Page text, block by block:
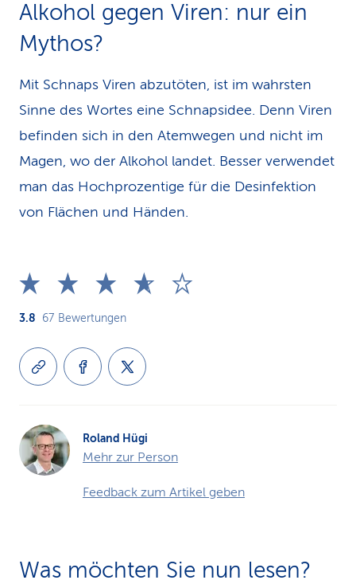
Alkohol gegen Viren: nur ein
Mythos?
Mit Schnaps Viren abzutöten, ist im wahrsten
Sinne des Wortes eine Schnapsidee. Denn Viren
befinden sich in den Atemwegen und nicht im
Magen, wo der Alkohol landet. Besser verwendet
man das Hochprozentige für die Desinfektion
von Flächen und Händen.
3.8 67 Bewertungen
Roland Hügi
Mehr zur Person
Feedback zum Artikel geben
Was möchten Sie nun lesen?